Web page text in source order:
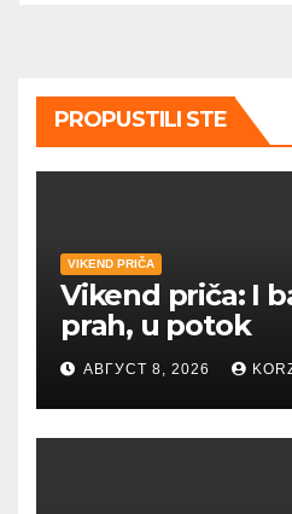
PROPUSTILI STE
VIKEND PRIČA
Vikend priča: I
prah, u potok
АВГУСТ 8, 2026